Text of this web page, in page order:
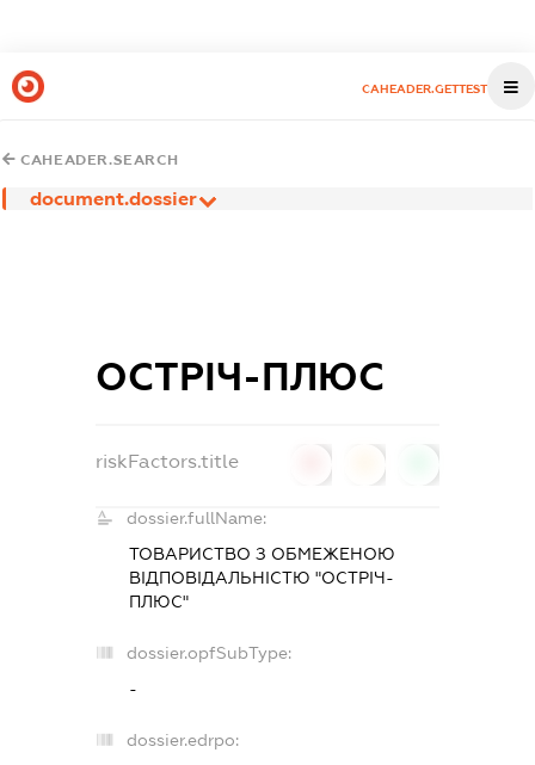
CAHEADER.GETTEST
CAHEADER.SEARCH
document.dossier
ОСТРІЧ-ПЛЮС
riskFactors.title
dossier.fullName:
ТОВАРИСТВО З ОБМЕЖЕНОЮ
ВІДПОВІДАЛЬНІСТЮ "ОСТРІЧ-
ПЛЮС"
dossier.opfSubType:
-
dossier.edrpo: